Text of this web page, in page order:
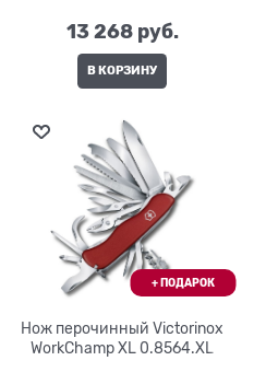
13 268 руб.
В КОРЗИНУ
Нож перочинный Victorinox
WorkChamp XL 0.8564.XL